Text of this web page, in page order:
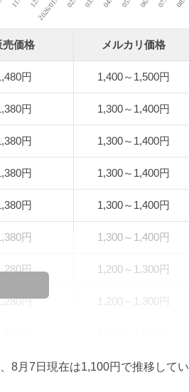
売価格 メルカリ価格
円 1,400～1,500円
円 1,300～1,400円
円 1,300～1,400円
円 1,300～1,400円
円 1,300～1,400円
円 1,300～1,400円
円 1,200～1,300円
円 1,200～1,300円
円 1,100～1,200円
8月7日現在は1,100円で推移してい